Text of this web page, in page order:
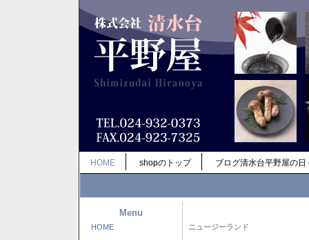
HOME shopのトップ ブログ清水台平野屋の日
Menu
HOME ニュージーランド